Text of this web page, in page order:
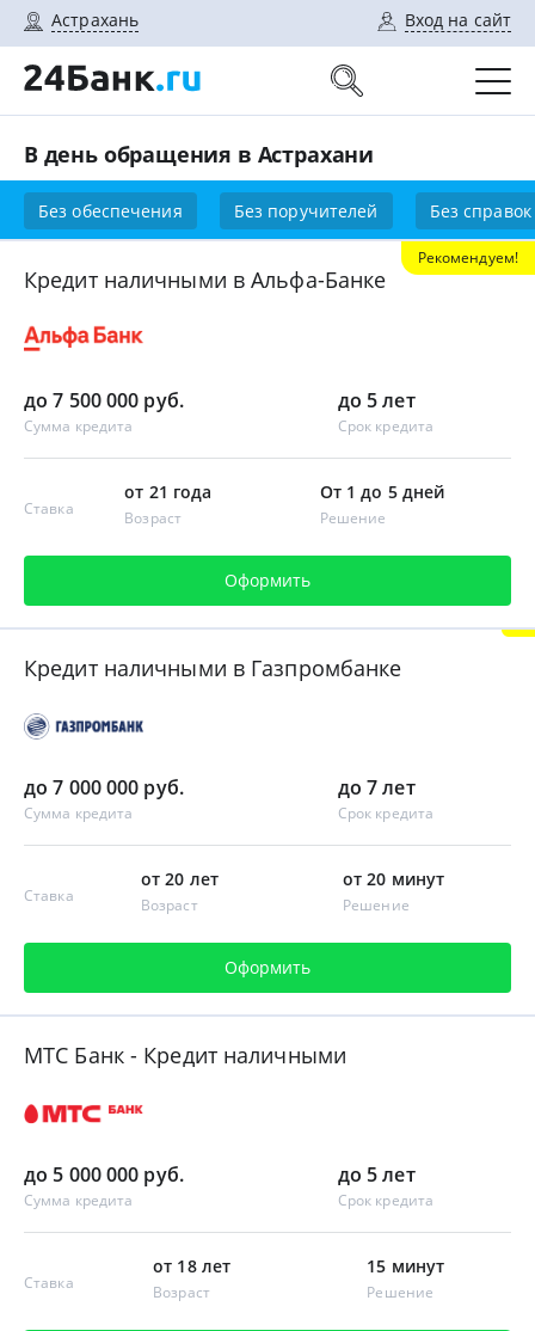
Астрахань Вход на сайт
В день обращения в Астрахани
Без обеспечения Без поручителей Без справок
Кредит наличными в Альфа-Банке
до 7 500 000 руб.
Сумма кредита
до 5 лет
Срок кредита
Ставка
от 21 года
Возраст
От 1 до 5 дней
Решение
Оформить
Рекомендуем!
Кредит наличными в Газпромбанке
до 7 000 000 руб.
Сумма кредита
до 7 лет
Срок кредита
Ставка
от 20 лет
Возраст
от 20 минут
Решение
Оформить
МТС Банк - Кредит наличными
до 5 000 000 руб.
Сумма кредита
до 5 лет
Срок кредита
Ставка
от 18 лет
Возраст
15 минут
Решение